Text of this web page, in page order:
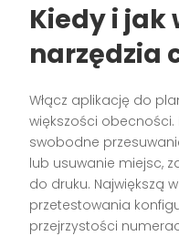
Kiedy i jak
narzędzia
Włącz aplikację do
większości
swobodne
lub usuwanie miejsc,
do druku. Największą
przetestowania
przejrzystości